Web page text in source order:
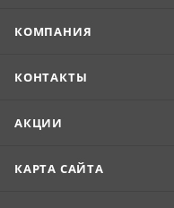
КОМПАНИЯ
КОНТАКТЫ
АКЦИИ
КАРТА САЙТА